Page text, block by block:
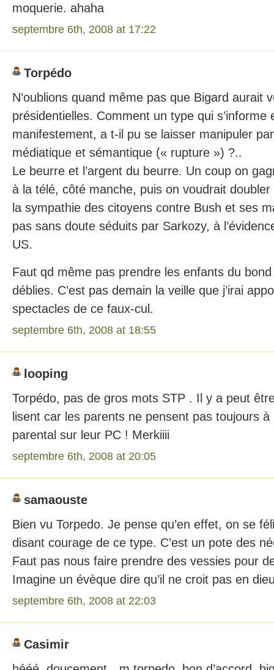
moquerie. ahaha
septembre 6th, 2008 at 17:22
Torpédo
N’oublions quand même pas que Bigard aurait
présidentielles. Comment un type qui s’informe
manifestement, a t-il pu se laisser manipuler
médiatique et sémantique (« rupture ») ?..
Le beurre et l’argent du beurre. Un coup on
à la télé, côté manche, puis on voudrait doubler
la sympathie des citoyens contre Bush et ses
pas sans doute séduits par Sarkozy, à
US.
Faut qd même pas prendre les enfants du
déblies. C’est pas demain la veille que j’irai
spectacles de ce faux-cul.
septembre 6th, 2008 at 18:55
looping
Torpédo, pas de gros mots STP . Il y a peut
lisent car les parents ne pensent pas toujours
parental sur leur PC ! Merkiiii
septembre 6th, 2008 at 20:05
samaouste
Bien vu Torpedo. Je pense qu’en effet, on se
disant courage de ce type. C’est un pote des
Faut pas nous faire prendre des vessies pour
Imagine un évèque dire qu’il ne croit pas en
septembre 6th, 2008 at 22:03
Casimir